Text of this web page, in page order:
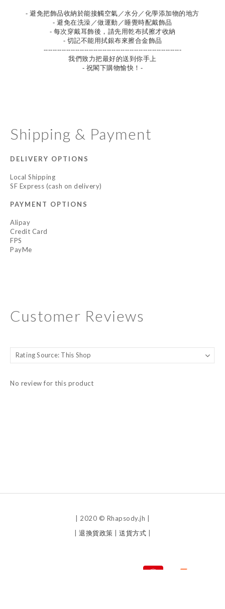
- 避免把飾品收納於能接觸空氣／水分／化學添加物的地方
- 避免在洗澡／做運動／睡覺時配戴飾品
- 每次穿戴耳飾後，請先用乾布拭擦才收納
- 切記不能用拭銀布來擦合金飾品
-------------------------------------------------------------
我們致力把最好的送到你手上
- 祝閣下購物愉快！-
Shipping & Payment
DELIVERY OPTIONS
Local Shipping
SF Express (cash on delivery)
PAYMENT OPTIONS
Alipay
Credit Card
FPS
PayMe
Customer Reviews
No review for this product
| 2020 © Rhapsody.jh |
退換貨政策 送貨方式